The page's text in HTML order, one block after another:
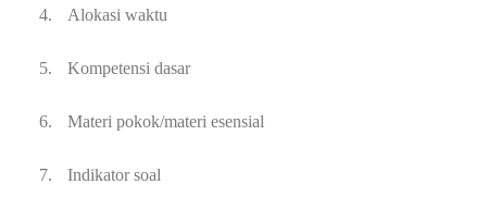
4. Alokasi waktu
5. Kompetensi dasar
6. Materi pokok/materi esensial
7. Indikator soal